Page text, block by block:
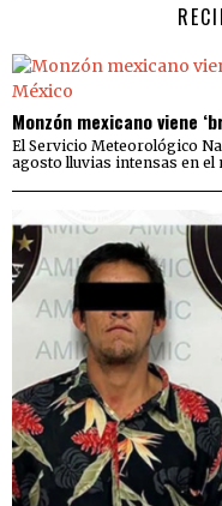
Monzón mexicano viene
El Servicio Meteorológico
agosto lluvias intensas en el